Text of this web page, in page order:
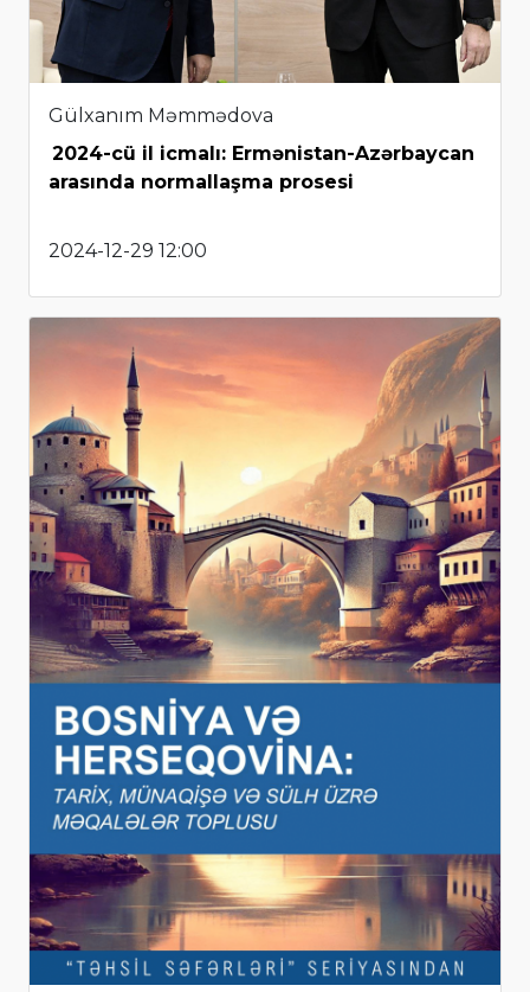
Gülxanım Məmmədova
2024-cü il icmalı: Ermənistan-Azərbaycan
arasında normallaşma prosesi
2024-12-29 12:00